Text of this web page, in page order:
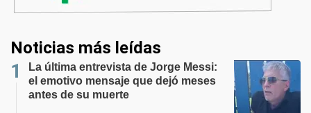
Noticias más leídas
La última entrevista de Jorge Messi:
el emotivo mensaje que dejó meses
antes de su muerte